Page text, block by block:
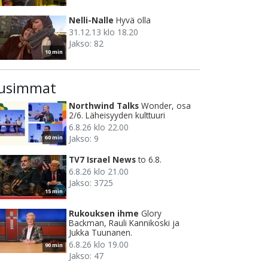
10 min
Nelli-Nalle Hyvä olla
31.12.13 klo 18.20
Jakso: 82
60 min
Northwind Talks Wonder, osa
2/6. Läheisyyden kulttuuri
6.8.26 klo 22.00
Jakso: 9
15 min
TV7 Israel News to 6.8.
6.8.26 klo 21.00
Jakso: 3725
90 min
Rukouksen ihme Glory
Backman, Rauli Kannikoski ja
Jukka Tuunanen.
6.8.26 klo 19.00
Jakso: 47